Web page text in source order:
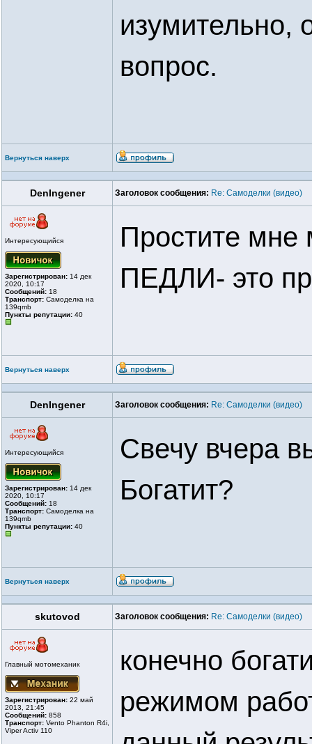
изумительно,
вопрос.
Вернуться наверх
DenIngener Заголовок сообщения: Re: Самоделки (видео)
Интересующийся
Зарегистрирован: 14 дек
2020, 10:17
Сообщений: 18
Транспорт: Самоделка на
139qmb
Пункты репутации: 40
Простите мне
ПЕДЛИ- это
Вернуться наверх
DenIngener Заголовок сообщения: Re: Самоделки (видео)
Интересующийся
Зарегистрирован: 14 дек
2020, 10:17
Сообщений: 18
Транспорт: Самоделка на
139qmb
Пункты репутации: 40
Свечу вчера
Богатит?
Вернуться наверх
skutovod Заголовок сообщения: Re: Самоделки (видео)
Главный мотомеханик
Зарегистрирован: 22 май
2013, 21:45
Сообщений: 858
Транспорт: Vento Phanton R4i,
Viper Activ 110
конечно
режимом